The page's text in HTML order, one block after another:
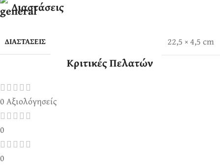
Διαστάσεις
ΔΙΑΣΤΆΣΕΙΣ 22,5 × 4,5 cm
Κριτικές Πελατών
0 Αξιολόγησείς
0
0